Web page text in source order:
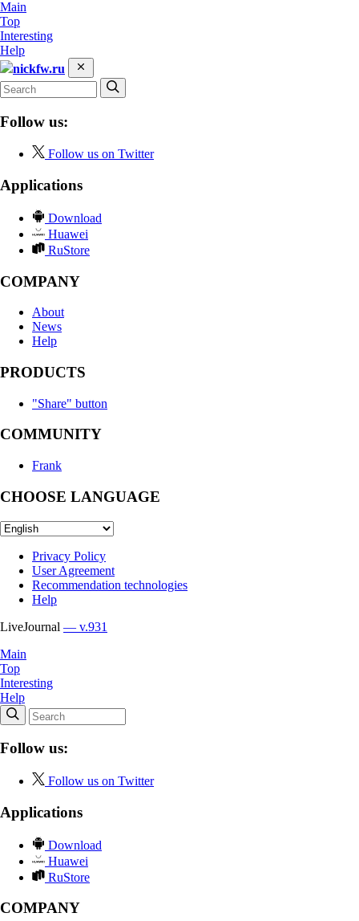
Main
Top
Interesting
Help
nickfw.ru
Follow us:
Follow us on Twitter
Applications
Download
Huawei
RuStore
COMPANY
About
News
Help
PRODUCTS
"Share" button
COMMUNITY
Frank
CHOOSE LANGUAGE
Privacy Policy
User Agreement
Recommendation technologies
Help
LiveJournal — v.931
Main
Top
Interesting
Help
Follow us:
Follow us on Twitter
Applications
Download
Huawei
RuStore
COMPANY